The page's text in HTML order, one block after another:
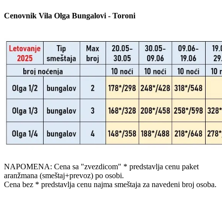
Cenovnik Vila Olga Bungalovi - Toroni
NAPOMENA: Cena sa "zvezdicom" * predstavlja cenu paket
aranžmana (smeštaj+prevoz) po osobi.
Cena bez * predstavlja cenu najma smeštaja za navedeni broj osoba.